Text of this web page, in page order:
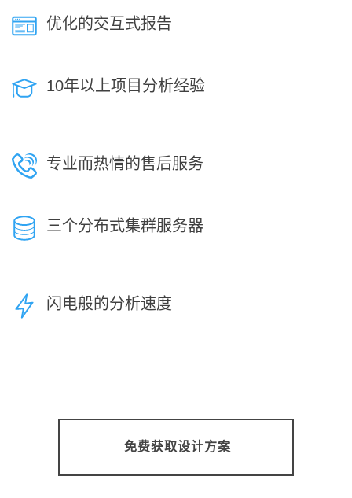
优化的交互式报告
10年以上项目分析经验
专业而热情的售后服务
三个分布式集群服务器
闪电般的分析速度
免费获取设计方案